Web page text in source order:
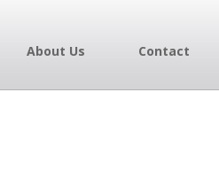
About Us Contact